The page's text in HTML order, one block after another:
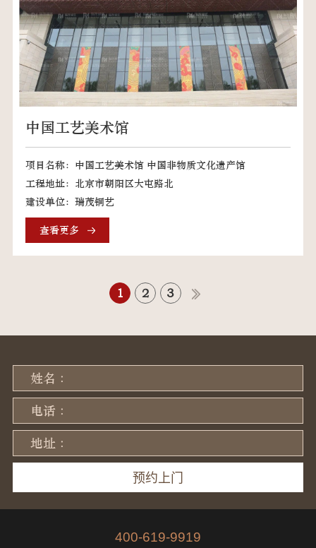
中国工艺美术馆
项目名称：中国工艺美术馆 中国非物质文化遗产馆
工程地址：北京市朝阳区大屯路北
建设单位：瑞茂铜艺
查看更多
1 2 3
姓名 :
电话 :
地址 :
400-619-9919